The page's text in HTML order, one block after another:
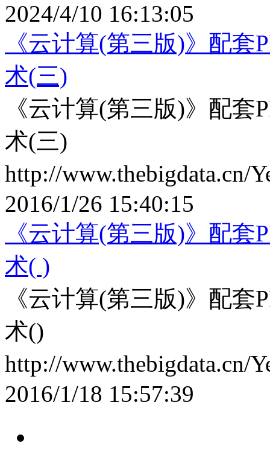
2024/4/10 16:13:05
《云计算(第三版)》配
术(三)
《云计算(第三版)》配
术(三)
http://www.thebigdata.cn/
2016/1/26 15:40:15
《云计算(第三版)》配
术( )
《云计算(第三版)》配
术()
http://www.thebigdata.cn/
2016/1/18 15:57:39